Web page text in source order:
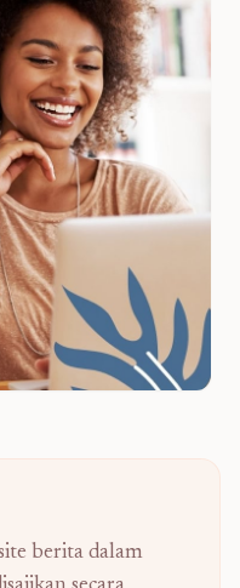
berita dalam